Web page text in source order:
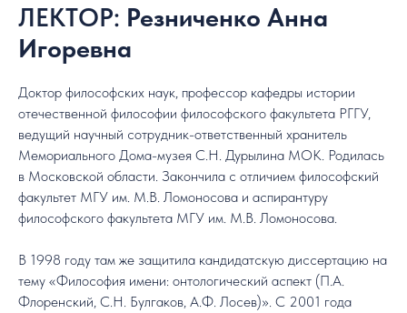
ЛЕКТОР: Резниченко Анна
Игоревна
Доктор философских наук, профессор кафедры истории
отечественной философии философского факультета РГГУ,
ведущий научный сотрудник-ответственный хранитель
Мемориального Дома-музея С.Н. Дурылина МОК. Родилась
в Московской области. Закончила с отличием философский
факультет МГУ им. М.В. Ломоносова и аспирантуру
философского факультета МГУ им. М.В. Ломоносова.
В 1998 году там же защитила кандидатскую диссертацию на
тему «Философия имени: онтологический аспект (П.А.
Флоренский, С.Н. Булгаков, А.Ф. Лосев)». С 2001 года